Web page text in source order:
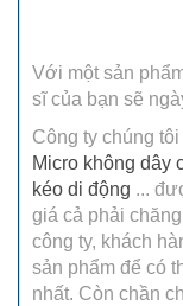
Với một sản
sĩ của bạn sẽ
Công ty chúng
Micro không dây
kéo di động ...
giá cả phải
công ty, khách
sản phẩm để có
nhất. Còn chần